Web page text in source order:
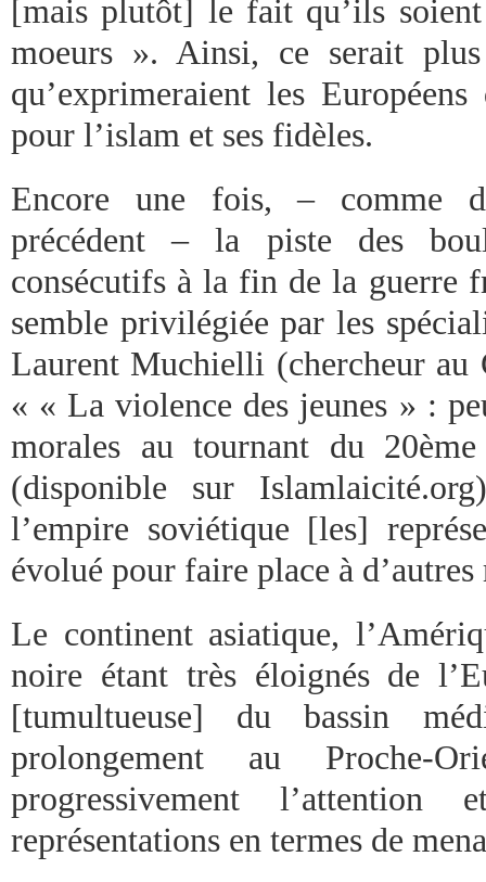
[mais plutôt] le fait qu’ils
moeurs ». Ainsi, ce serait
qu’exprimeraient les
pour l’islam et ses fidèles.
Encore une fois, – comme
précédent – la piste des
consécutifs à la fin de la guerre
semble privilégiée par les
Laurent Muchielli (chercheur au
« « La violence des jeunes » :
morales au tournant du
(disponible sur
l’empire soviétique [les]
évolué pour faire place à
Le continent asiatique,
noire étant très éloignés de
[tumultueuse] du bassin
prolongement au Proche-
progressivement l’attention
représentations en termes de